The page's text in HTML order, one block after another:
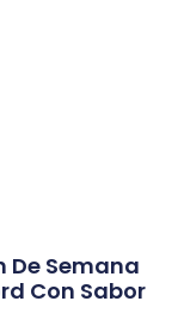
De Semana
Con Sabor